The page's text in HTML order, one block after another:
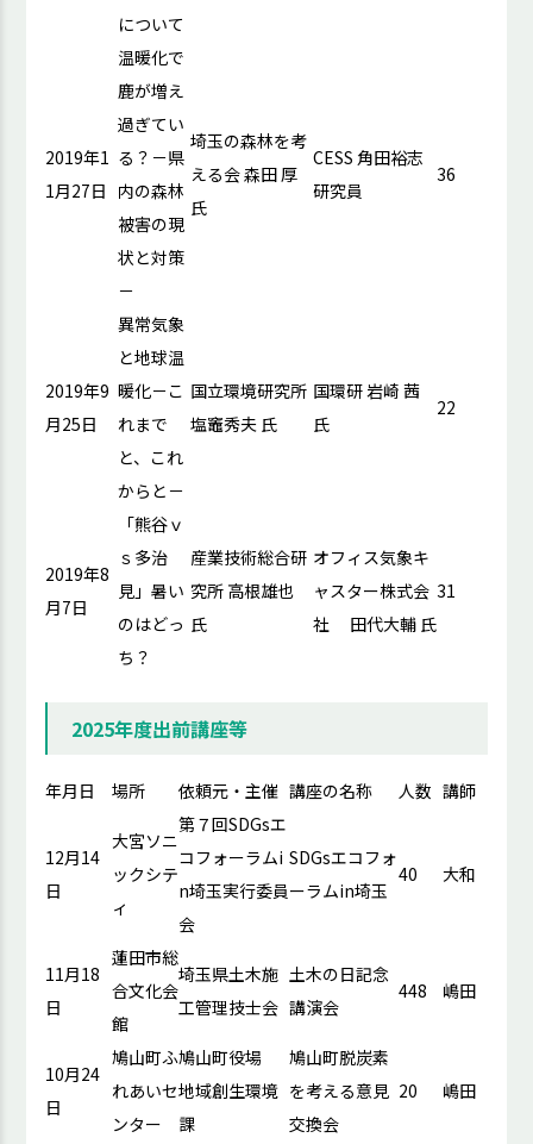
について
2019年1
1月27日
温暖化で
鹿が増え
過ぎてい
る？－県
内の森林
被害の現
状と対策
－
埼玉の森林を考
える会 森田 厚
氏
CESS 角田裕志
研究員
36
2019年9
月25日
異常気象
と地球温
暖化－こ
れまで
と、これ
からと－
国立環境研究所
塩竈秀夫 氏
国環研 岩崎 茜
氏
22
2019年8
月7日
「熊谷ｖ
ｓ多治
見」暑い
のはどっ
ち？
産業技術総合研
究所 高根雄也
氏
オフィス気象キ
ャスター株式会
社 田代大輔 氏
31
2025年度出前講座等
年月日 場所 依頼元・主催 講座の名称 人数​ 講師
12月14
日
大宮ソニ
ックシテ
ィ
第７回SDGsエ
コフォーラムi
n埼玉実行委員
会
SDGsエコフォ
ーラムin埼玉
40 大和
11月18
日
蓮田市総
合文化会
館
埼玉県土木施
工管理技士会
土木の日記念
講演会
448 嶋田
10月24
日
鳩山町ふ
れあいセ
ンター
鳩山町役場
地域創生環境
課
鳩山町脱炭素
を考える意見
交換会
20 嶋田